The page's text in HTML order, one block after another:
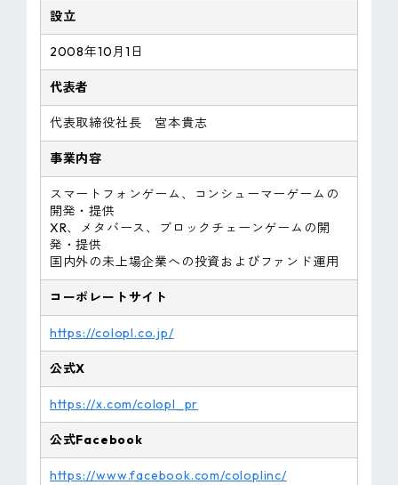
設立
2008年10月1日
代表者
代表取締役社長 宮本貴志
事業内容
スマートフォンゲーム、コンシューマーゲームの
開発・提供
XR、メタバース、ブロックチェーンゲームの開
発・提供
国内外の未上場企業への投資およびファンド運用
コーポレートサイト
https://colopl.co.jp/
公式X
https://x.com/colopl_pr
公式Facebook
https://www.facebook.com/coloplinc/